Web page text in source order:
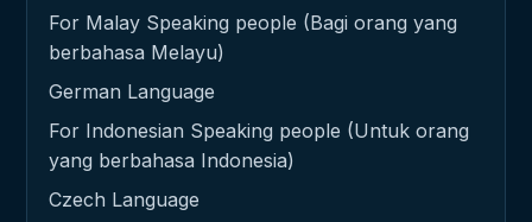
For Malay Speaking people (Bagi orang yang
berbahasa Melayu)
German Language
For Indonesian Speaking people (Untuk orang
yang berbahasa Indonesia)
Czech Language